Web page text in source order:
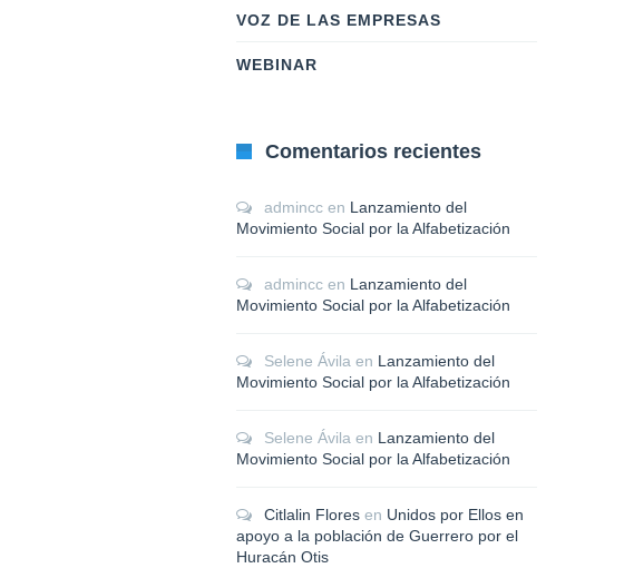
VOZ DE LAS EMPRESAS
WEBINAR
Comentarios recientes
admincc en Lanzamiento del
Movimiento Social por la Alfabetización
admincc en Lanzamiento del
Movimiento Social por la Alfabetización
Selene Ávila en Lanzamiento del
Movimiento Social por la Alfabetización
Selene Ávila en Lanzamiento del
Movimiento Social por la Alfabetización
Citlalin Flores en Unidos por Ellos en
apoyo a la población de Guerrero por el
Huracán Otis